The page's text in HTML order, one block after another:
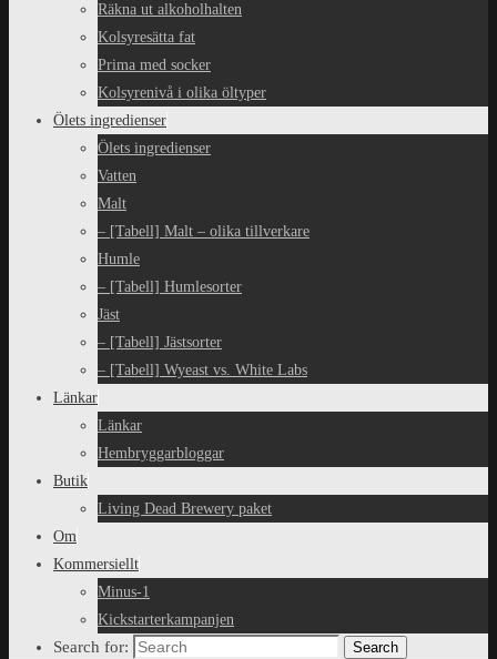
Räkna ut alkoholhalten
Kolsyresätta fat
Prima med socker
Kolsyrenivå i olika öltyper
Ölets ingredienser
Ölets ingredienser
Vatten
Malt
– [Tabell] Malt – olika tillverkare
Humle
– [Tabell] Humlesorter
Jäst
– [Tabell] Jästsorter
– [Tabell] Wyeast vs. White Labs
Länkar
Länkar
Hembryggarbloggar
Butik
Living Dead Brewery paket
Om
Kommersiellt
Minus-1
Kickstarterkampanjen
Search for: Search